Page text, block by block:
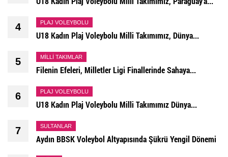
4 PLAJ VOLEYBOLU
U18 Kadın Plaj Voleybolu Milli Takımımız, Dünya...
5 MILLI TAKIMLAR
Filenin Efeleri, Milletler Ligi Finallerinde Sahaya...
6 PLAJ VOLEYBOLU
U18 Kadın Plaj Voleybolu Milli Takımımız Dünya...
7 SULTANLAR
Aydın BBSK Voleybol Altyapısında Şükrü Yengil Dönemi